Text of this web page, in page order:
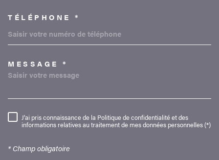
TÉLÉPHONE *
MESSAGE *
RÈGLEMENTATION
J'ai pris connaissance de la Politique de confidentialité et des
informations relatives au traitement de mes données personnelles (*)
* Champ obligatoire